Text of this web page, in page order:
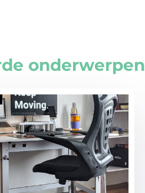
onderwerpen